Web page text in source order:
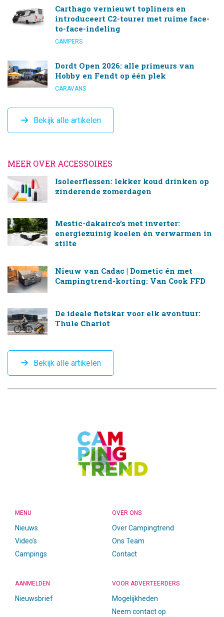
Carthago vernieuwt topliners en
introduceert C2-tourer met ruime face-
to-face-indeling
CAMPERS
Dordt Open 2026: alle primeurs van
Hobby en Fendt op één plek
CARAVANS
Bekijk alle artikelen
MEER OVER ACCESSOIRES
Isoleerflessen: lekker koud drinken op
zinderende zomerdagen
Mestic-dakairco’s met inverter:
energiezuinig koelen én verwarmen in
stilte
Nieuw van Cadac | Dometic én met
Campingtrend-korting: Van Cook FFD
De ideale fietskar voor elk avontuur:
Thule Chariot
Bekijk alle artikelen
MENU
Nieuws
Video’s
Campings
OVER ONS
Over Campingtrend
Ons Team
Contact
AANMELDEN
Nieuwsbrief
VOOR ADVERTEERDERS
Mogelijkheden
Neem contact op